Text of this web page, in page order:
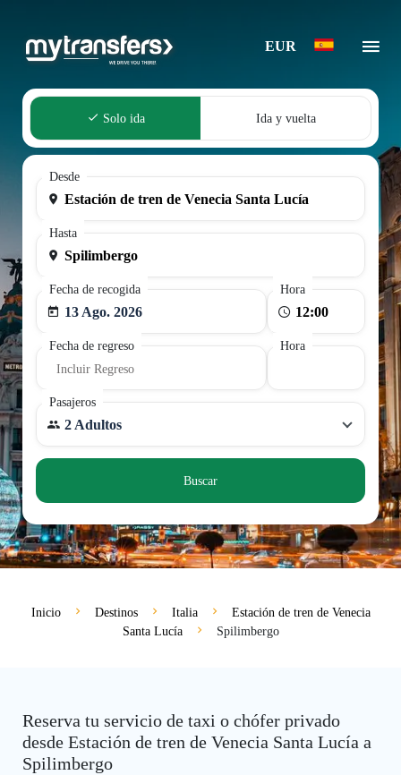
EUR
Solo ida Ida y vuelta
Desde
Hasta
Fecha de recogida
13 Ago. 2026
Hora
Fecha de regreso
Incluir Regreso
Hora
Pasajeros
2 Adultos
Buscar
Inicio Destinos Italia
Estación de tren de Venecia
Santa Lucía
Spilimbergo
Reserva tu servicio de taxi o chófer privado
desde Estación de tren de Venecia Santa Lucía a
Spilimbergo